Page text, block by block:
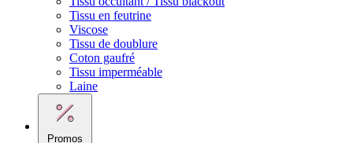
Tissu en feutrine
Viscose
Tissu de doublure
Coton gaufré
Tissu imperméable
Laine
Promos